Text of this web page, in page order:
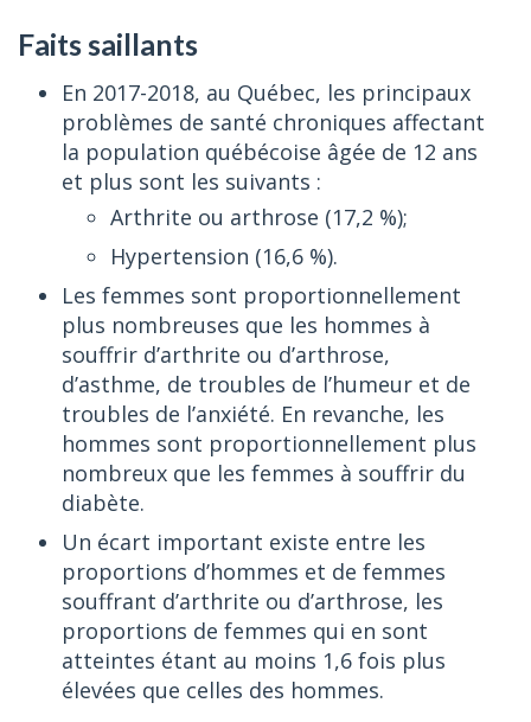
Faits saillants
En 2017-2018, au Québec, les principaux
problèmes de santé chroniques affectant
la population québécoise âgée de 12 ans
et plus sont les suivants :
Arthrite ou arthrose (17,2 %);
Hypertension (16,6 %).
Les femmes sont proportionnellement
plus nombreuses que les hommes à
souffrir d’arthrite ou d’arthrose,
d’asthme, de troubles de l’humeur et de
troubles de l’anxiété. En revanche, les
hommes sont proportionnellement plus
nombreux que les femmes à souffrir du
diabète.
Un écart important existe entre les
proportions d’hommes et de femmes
souffrant d’arthrite ou d’arthrose, les
proportions de femmes qui en sont
atteintes étant au moins 1,6 fois plus
élevées que celles des hommes.